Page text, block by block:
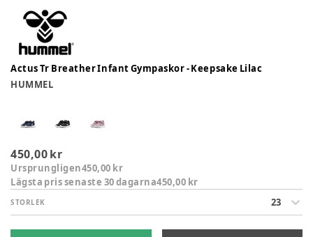
Actus Tr Breather Infant Gympaskor - Keepsake Lilac
HUMMEL
450,00 kr
Ursprungligen450,00 kr
Lägsta pris senaste 30 dagarna450,00 kr
STORLEK 23